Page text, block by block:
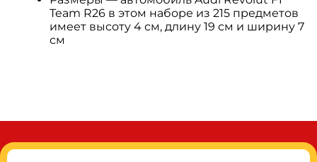
Team R26 в этом наборе из 215 предметов
имеет высоту 4 см, длину 19 см и ширину 7
см